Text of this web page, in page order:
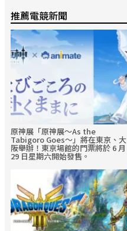
推薦電競新聞
原神展「原神展～As the
Tabigoro Goes～」將在東京、大
阪舉辦！東京場館的門票將於 6 月
29 日星期六開始發售。